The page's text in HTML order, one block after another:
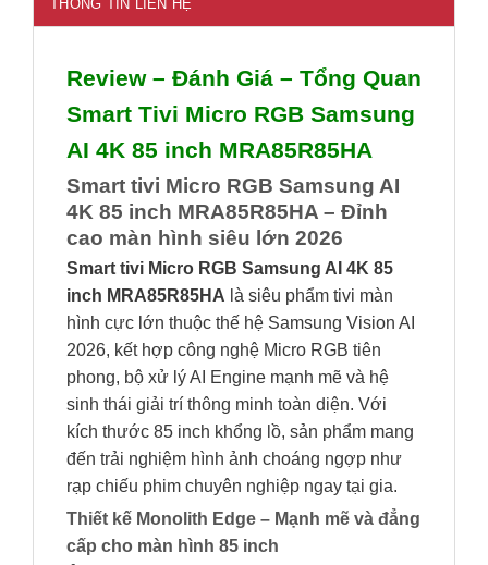
THÔNG TIN LIÊN HỆ
Review – Đánh Giá – Tổng Quan
Smart Tivi Micro RGB Samsung
AI 4K 85 inch MRA85R85HA
Smart tivi Micro RGB Samsung AI
4K 85 inch MRA85R85HA – Đỉnh
cao màn hình siêu lớn 2026
Smart tivi Micro RGB Samsung AI 4K 85
inch MRA85R85HA là siêu phẩm tivi màn
hình cực lớn thuộc thế hệ Samsung Vision AI
2026, kết hợp công nghệ Micro RGB tiên
phong, bộ xử lý AI Engine mạnh mẽ và hệ
sinh thái giải trí thông minh toàn diện. Với
kích thước 85 inch khổng lồ, sản phẩm mang
đến trải nghiệm hình ảnh choáng ngợp như
rạp chiếu phim chuyên nghiệp ngay tại gia.
Thiết kế Monolith Edge – Mạnh mẽ và đẳng
cấp cho màn hình 85 inch